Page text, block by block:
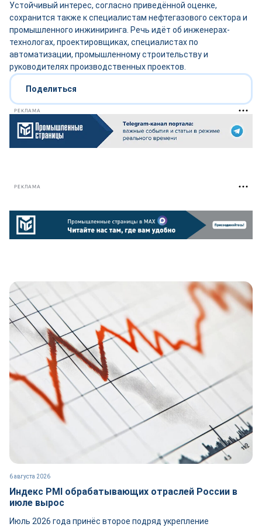
Устойчивый интерес, согласно приведённой оценке,
сохранится также к специалистам нефтегазового сектора и
промышленного инжиниринга. Речь идёт об инженерах-
технологах, проектировщиках, специалистах по
автоматизации, промышленному строительству и
руководителях производственных проектов.
Поделиться
РЕКЛАМА
РЕКЛАМА
6 августа 2026
Индекс PMI обрабатывающих отраслей России в
июле вырос
Июль 2026 года принёс второе подряд укрепление